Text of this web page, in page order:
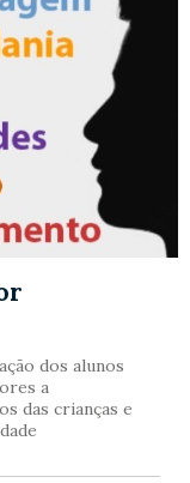
dos alunos
a
das crianças e